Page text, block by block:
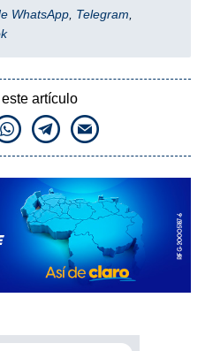
WhatsApp Telegram
artículo